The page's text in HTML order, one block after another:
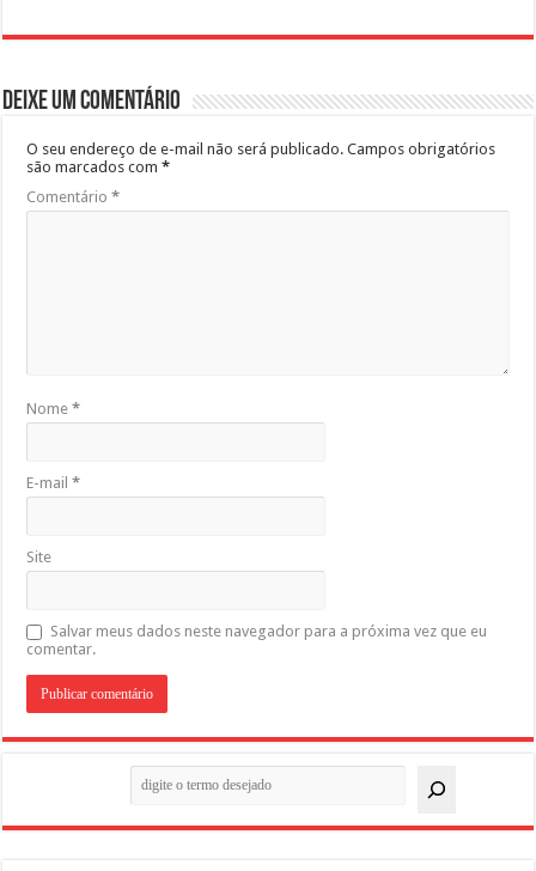
Deixe um comentário
O seu endereço de e-mail não será publicado. Campos obrigatórios
são marcados com*
Comentário*
Nome*
E-mail*
Site
Salvar meus dados neste navegador para a próxima vez que eu
comentar.